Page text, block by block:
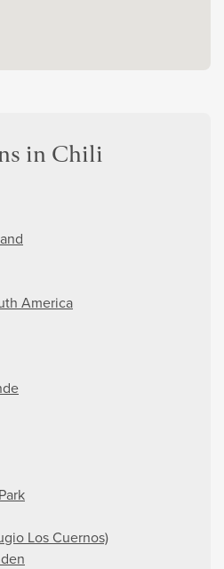
in Chili
America
Los Cuernos)